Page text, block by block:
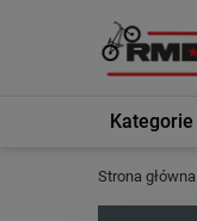
Kategorie
Strona główna